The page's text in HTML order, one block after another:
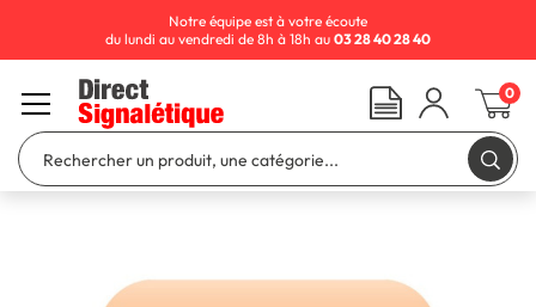
Notre équipe est à votre écoute
du lundi au vendredi de 8h à 18h au 03 28 40 28 40
0